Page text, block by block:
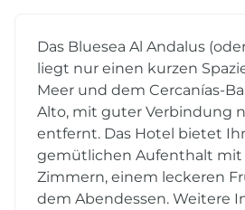
Das Bluesea Al Andalus
liegt nur einen kurzen
Meer und dem Cercanías-
Alto, mit guter Verbindung
entfernt. Das Hotel bietet
gemütlichen Aufenthalt
Zimmern, einem leckeren
dem Abendessen. Weitere